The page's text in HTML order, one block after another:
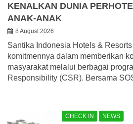
KENALKAN DUNIA
ANAK-ANAK
8 August 2026
Santika Indonesia Hotels &
komitmennya dalam memberikan
masyarakat melalui berbagai
Responsibility (CSR). Bersama
CHECK IN NEWS